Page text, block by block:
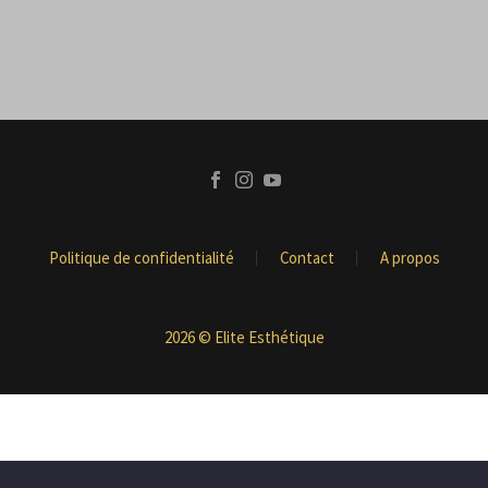
Politique de confidentialité Contact A propos
2026 © Elite Esthétique